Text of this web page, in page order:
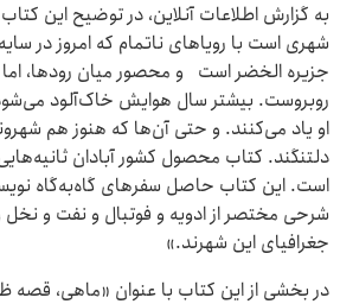
به گزارش اطلاعات آنلاین، در توضیح این
شهری است با رویاهای ناتمام که امروز در
جزیره ‌الخضر است و محصور میان رودها، اما
روبروست. بیشتر سال هوایش خاک‌آلود می‌شود
او یاد می‌کنند. و حتی آن‌ها که هنوز هم
دلتنگند. کتاب محصول کشور آبادان
است. این کتاب حاصل سفرهای گاه‌به‌گاه
شرحی مختصر از ادویه و فوتبال و نفت و نخل و
جغرافیای این شهرند.»
در بخشی از این کتاب با عنوان «ماهی، قصه